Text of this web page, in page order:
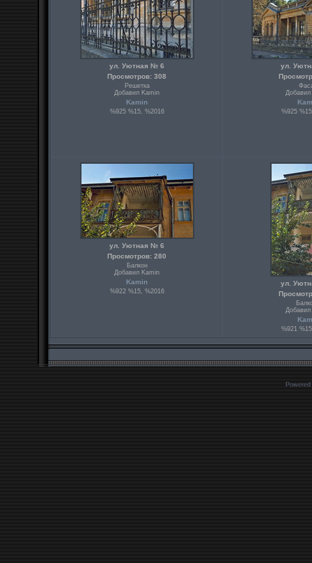
ул. Уютная № 6
Просмотров: 308
Решетка
Добавил Kamin
Kamin
%925 %15, %2016
ул.
Добавил
%925
ул. Уютная № 6
Просмотров: 280
Балкон
Добавил Kamin
Kamin
%922 %15, %2016
ул.
Добавил
%921